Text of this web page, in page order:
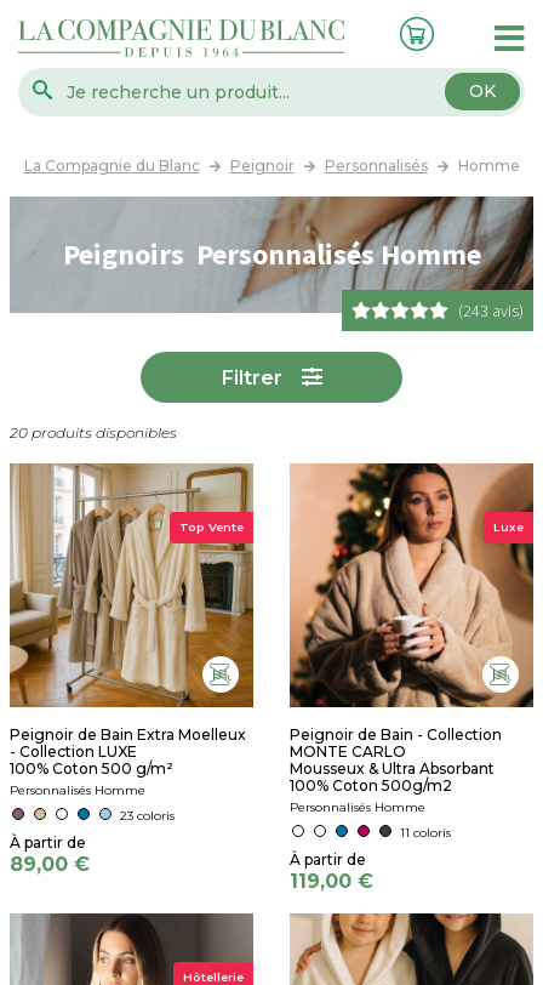
OK
La Compagnie du Blanc Peignoir Personnalisés Homme
Peignoirs Personnalisés Homme
(243 avis)
Filtrer
20 produits disponibles
Top Vente
Peignoir de Bain Extra Moelleux
- Collection LUXE
100% Coton 500 g/m²
Personnalisés Homme
23 coloris
89,00 €
Luxe
Peignoir de Bain - Collection
MONTE CARLO
Mousseux & Ultra Absorbant
100% Coton 500g/m2
Personnalisés Homme
11 coloris
119,00 €
Hôtellerie